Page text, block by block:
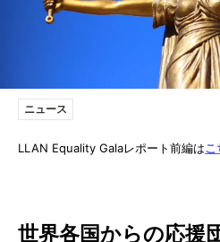
ニュース
LLAN Equality Galaレポート前編はこ
世界各国からの応援